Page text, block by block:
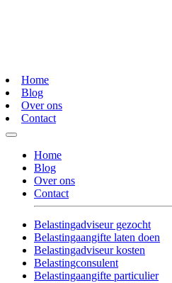
Home
Blog
Over ons
Contact
Home
Blog
Over ons
Contact
Belastingadviseur gezocht
Belastingaangifte laten doen
Belastingadviseur kosten
Belastingconsulent
Belastingaangifte particulier